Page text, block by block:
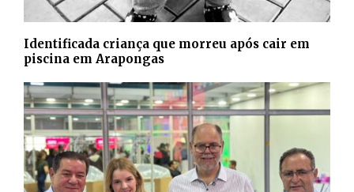
Identificada criança que morreu após cair em
piscina em Arapongas